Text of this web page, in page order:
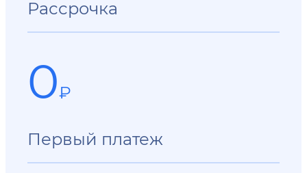
Рассрочка
0₽
Первый платеж